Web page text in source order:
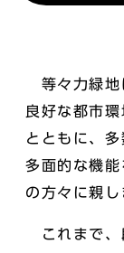
等々力緑地
良好な都市
とともに、
多面的な機
の方々に親し
これまで、